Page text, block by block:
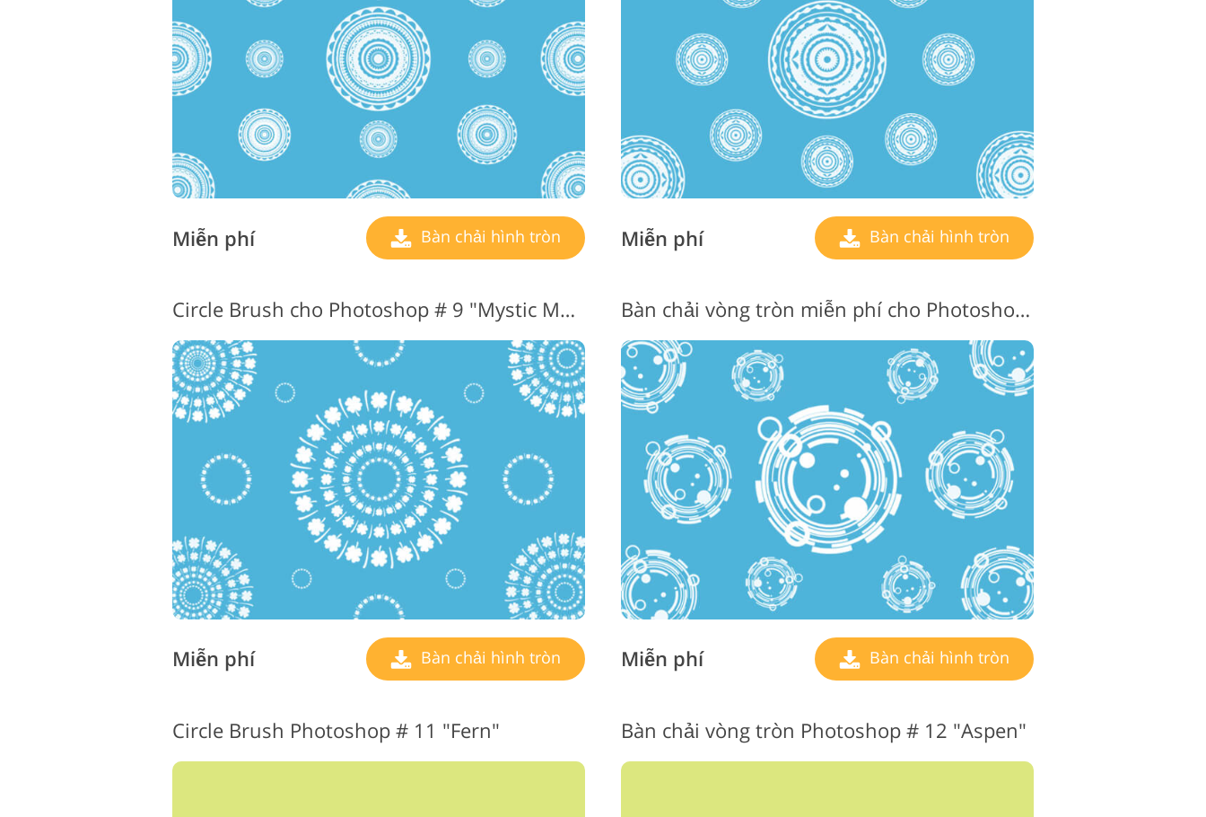
Miễn phí Bàn chải hình tròn Miễn phí Bàn chải hình tròn
Circle Brush cho Photoshop # 9 "Mystic Mandala"
Miễn phí Bàn chải hình tròn
Bàn chải vòng tròn miễn phí cho Photoshop # 10 "Time Machine"
Miễn phí Bàn chải hình tròn
Circle Brush Photoshop # 11 "Fern" Bàn chải vòng tròn Photoshop # 12 "Aspen"